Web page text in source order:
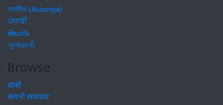
অসমীয়া (Asomiya)
ਪੰਜਾਬੀ
తెలుగు
ગુજરાતી
Browse
खबरें
कंपनी समाचार